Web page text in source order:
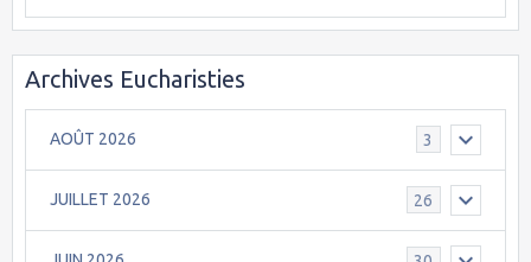
Archives Eucharisties
AOÛT 2026 3
JUILLET 2026 26